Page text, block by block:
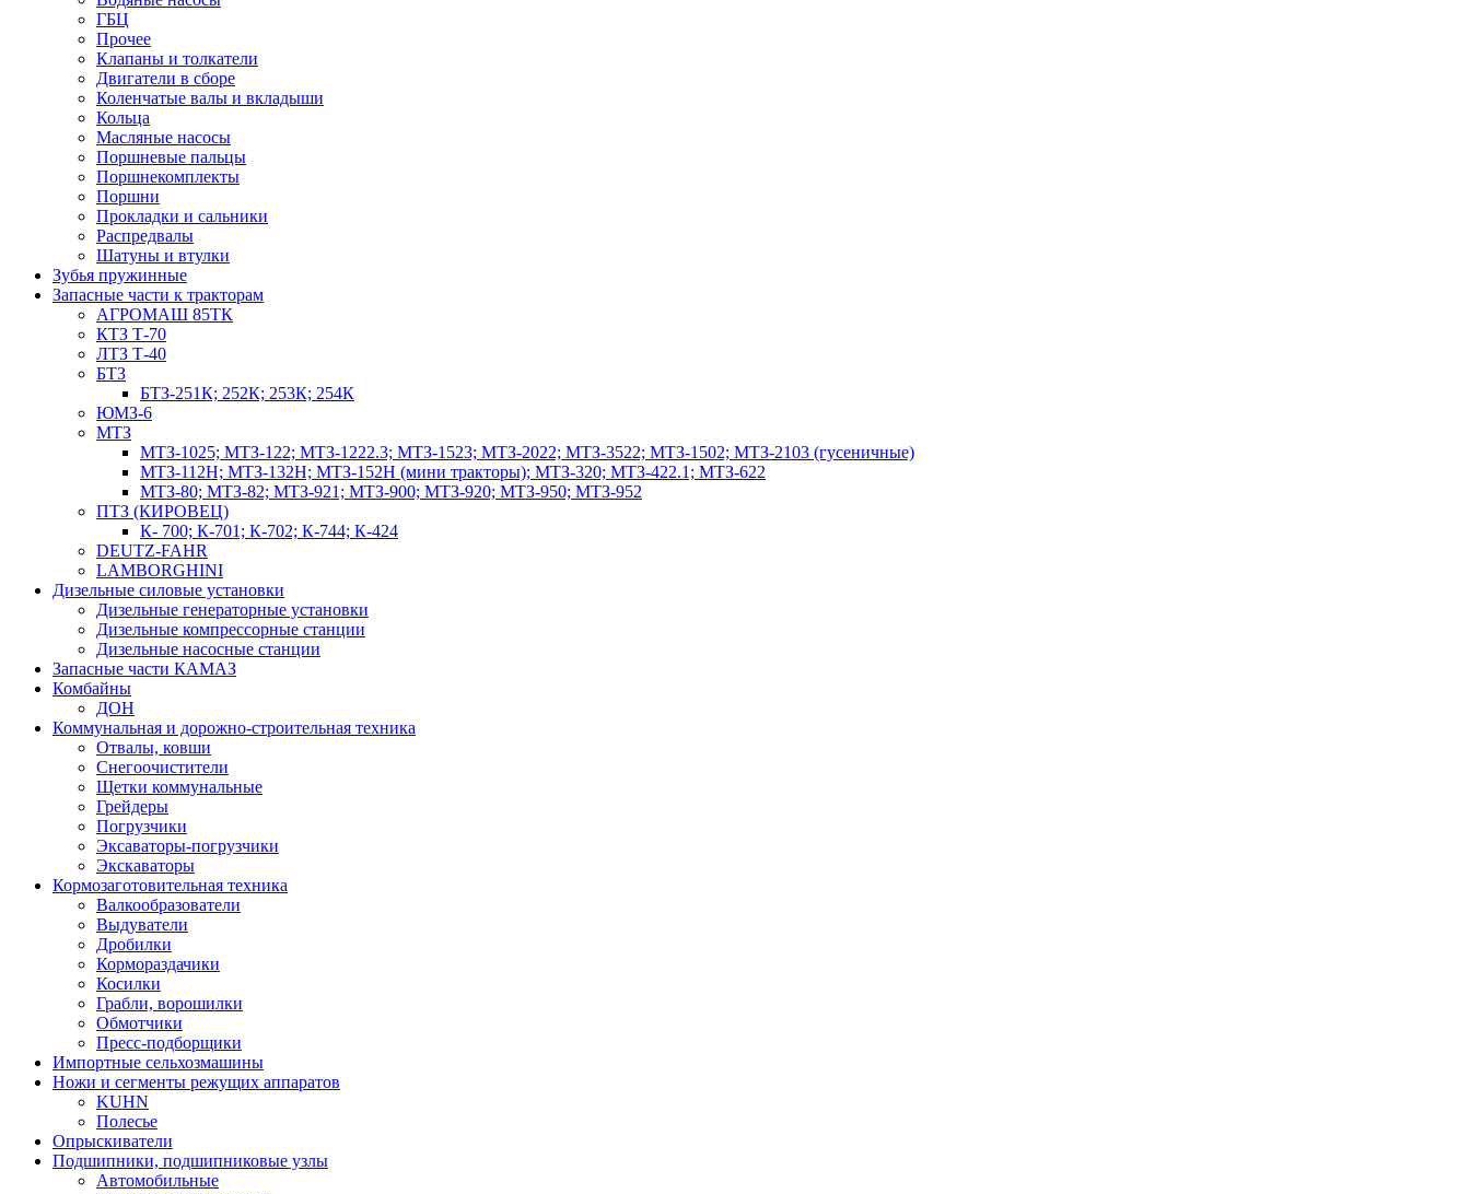
ГБЦ
Прочее
Клапаны и толкатели
Двигатели в сборе
Коленчатые валы и вкладыши
Кольца
Масляные насосы
Поршневые пальцы
Поршнекомплекты
Поршни
Прокладки и сальники
Распредвалы
Шатуны и втулки
Зубья пружинные
Запасные части к тракторам
АГРОМАШ 85ТК
КТЗ Т-70
ЛТЗ Т-40
БТЗ
БТЗ-251К; 252К; 253К; 254К
ЮМЗ-6
МТЗ
МТЗ-1025; МТЗ-122; МТЗ-1222.3; МТЗ-1523; МТЗ-2022; МТЗ-3522; МТЗ-1502; МТЗ-2103 (гусеничные)
МТЗ-112Н; МТЗ-132Н; МТЗ-152Н (мини тракторы); МТЗ-320; МТЗ-422.1; МТЗ-622
МТЗ-80; МТЗ-82; МТЗ-921; МТЗ-900; МТЗ-920; МТЗ-950; МТЗ-952
ПТЗ (КИРОВЕЦ)
К- 700; К-701; К-702; К-744; К-424
DEUTZ-FAHR
LAMBORGHINI
Дизельные силовые установки
Дизельные генераторные установки
Дизельные компрессорные станции
Дизельные насосные станции
Запасные части КАМАЗ
Комбайны
ДОН
Коммунальная и дорожно-строительная техника
Отвалы, ковши
Снегоочистители
Щетки коммунальные
Грейдеры
Погрузчики
Эксаваторы-погрузчики
Экскаваторы
Кормозаготовительная техника
Валкообразователи
Выдуватели
Дробилки
Кормораздачики
Косилки
Грабли, ворошилки
Обмотчики
Пресс-подборщики
Импортные сельхозмашины
Ножи и сегменты режущих аппаратов
KUHN
Полесье
Опрыскиватели
Подшипники, подшипниковые узлы
Автомобильные